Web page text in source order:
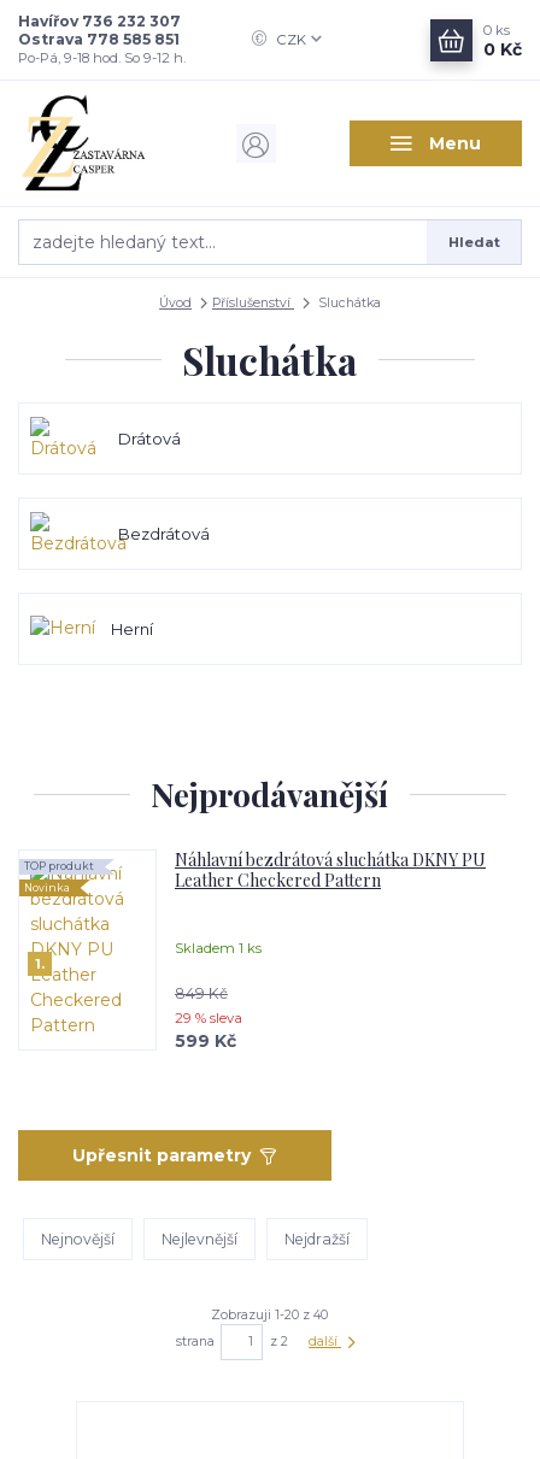
Menu
CZK
Hledat
Havířov 736 232 307
Ostrava 778 585 851
Po-Pá, 9-18 hod. So 9-12 h.
0 ks
0 Kč
Úvod Příslušenství Sluchátka
Sluchátka
Drátová
Bezdrátová
Herní
Nejprodávanější
1.
Náhlavní bezdrátová sluchátka DKNY PU
Leather Checkered Pattern
Skladem 1 ks
TOP produkt
Novinka
849 Kč
29 % sleva
599 Kč
Upřesnit parametry
Nejnovější Nejlevnější Nejdražší
Zobrazuji 1-20 z 40
strana
z 2 další